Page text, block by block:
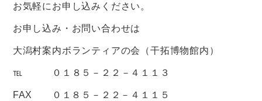
お気軽にお申し込みください。
お申し込み・お問い合わせは
大潟村案内ボランティアの会（干拓博物館内）
℡ ０１８５－２２－４１１３
FAX ０１８５－２２－４１１５